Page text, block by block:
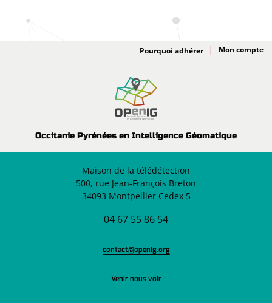
Occitanie Pyrénées en Intelligence Géomatique
Adhésion
Pourquoi adhérer
Maison de la télédétection
500, rue Jean-François Breton
34093 Montpellier Cedex 5
04 67 55 86 54
contact@openig.org
Venir nous voir